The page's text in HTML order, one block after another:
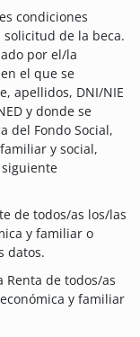
condiciones
de la beca.
por el/la
el que se
apellidos, DNI/NIE
y donde se
del Fondo Social,
y social,
de todos/as los/las
y familiar o
datos.
Renta de todos/as
y familiar